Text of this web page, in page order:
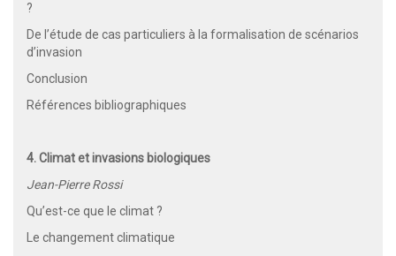
?
De l’étude de cas particuliers à la formalisation de scénarios
d’invasion
Conclusion
Références bibliographiques
4. Climat et invasions biologiques
Jean-Pierre Rossi
Qu’est-ce que le climat ?
Le changement climatique